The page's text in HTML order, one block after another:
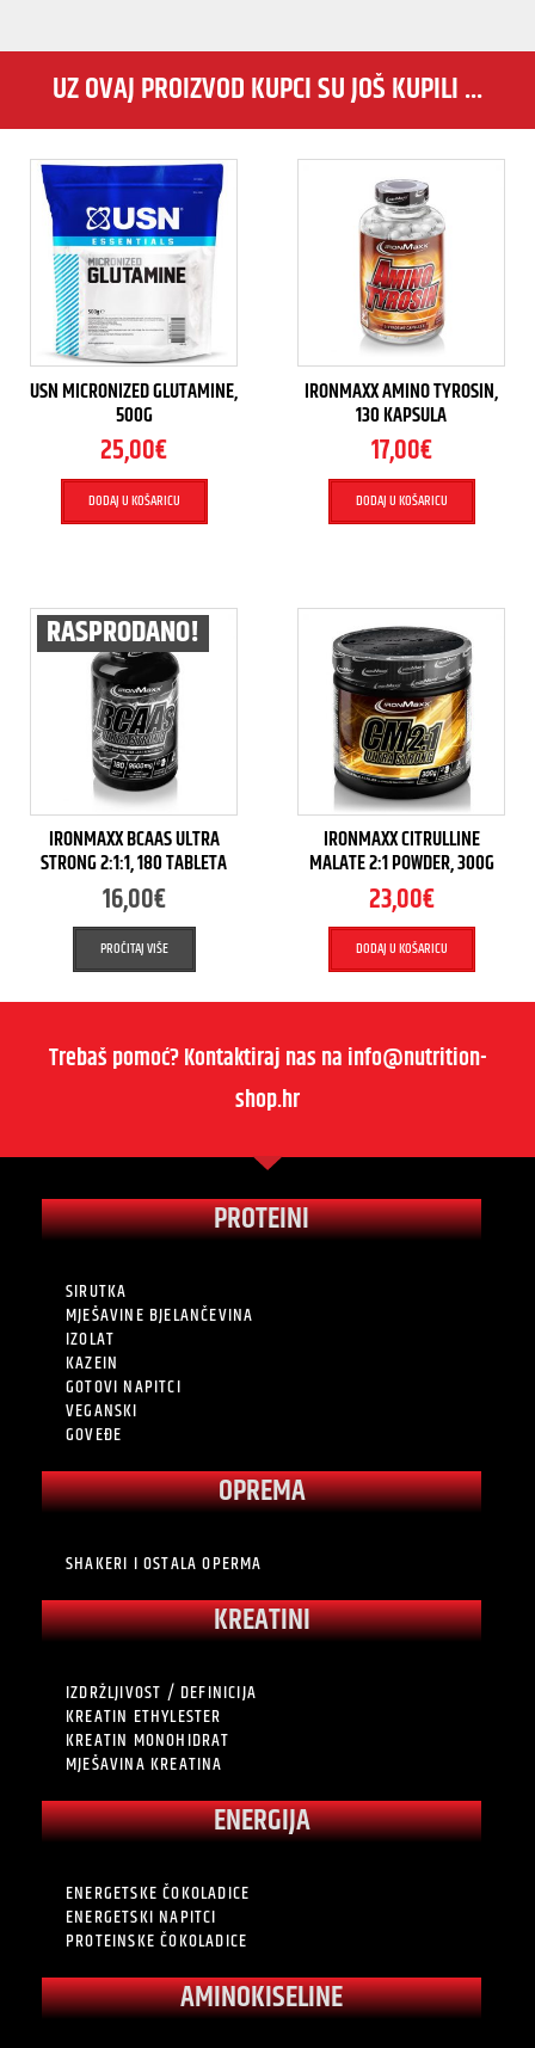
UZ OVAJ PROIZVOD KUPCI SU JOŠ KUPILI ...
USN MICRONIZED GLUTAMINE,
500G
25,00€
DODAJ U KOŠARICU
IRONMAXX AMINO TYROSIN,
130 KAPSULA
17,00€
DODAJ U KOŠARICU
RASPRODANO!
IRONMAXX BCAAS ULTRA
STRONG 2:1:1, 180 TABLETA
16,00€
PROČITAJ VIŠE
IRONMAXX CITRULLINE
MALATE 2:1 POWDER, 300G
23,00€
DODAJ U KOŠARICU
Trebaš pomoć? Kontaktiraj nas na info@nutrition-
shop.hr
PROTEINI
SIRUTKA
MJEŠAVINE BJELANČEVINA
IZOLAT
KAZEIN
GOTOVI NAPITCI
VEGANSKI
GOVEĐE
OPREMA
SHAKERI I OSTALA OPERMA
KREATINI
IZDRŽLJIVOST / DEFINICIJA
KREATIN ETHYLESTER
KREATIN MONOHIDRAT
MJEŠAVINA KREATINA
ENERGIJA
ENERGETSKE ČOKOLADICE
ENERGETSKI NAPITCI
PROTEINSKE ČOKOLADICE
AMINOKISELINE